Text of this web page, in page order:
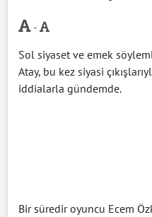
-
Sol siyaset ve emek
Atay, bu kez siyasi
iddialarla gündemde.
Bir süredir oyuncu Ecem